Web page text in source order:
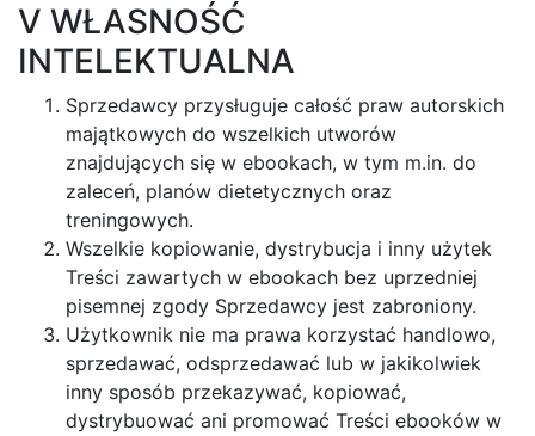
V WŁASNOŚĆ
INTELEKTUALNA
Sprzedawcy przysługuje całość praw autorskich
majątkowych do wszelkich utworów
znajdujących się w ebookach, w tym m.in. do
zaleceń, planów dietetycznych oraz
treningowych.
Wszelkie kopiowanie, dystrybucja i inny użytek
Treści zawartych w ebookach bez uprzedniej
pisemnej zgody Sprzedawcy jest zabroniony.
Użytkownik nie ma prawa korzystać handlowo,
sprzedawać, odsprzedawać lub w jakikolwiek
inny sposób przekazywać, kopiować,
dystrybuować ani promować Treści ebooków w